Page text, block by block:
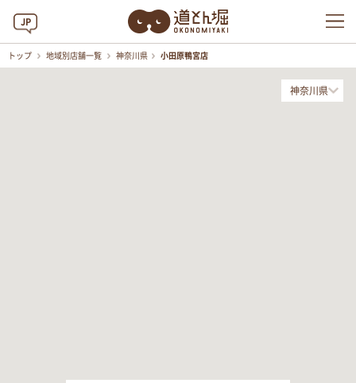
JP
トップ 地域別店舗一覧 神奈川県 小田原鴨宮店
神奈川県